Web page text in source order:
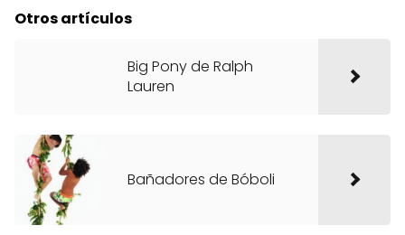
Otros artículos
Big Pony de Ralph
Lauren
Bañadores de Bóboli